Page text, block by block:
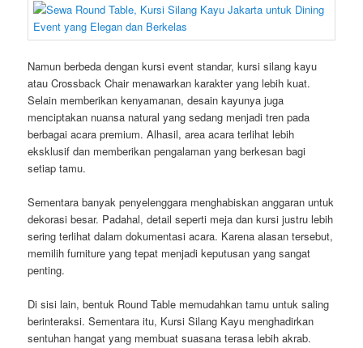
Namun berbeda dengan kursi event standar, kursi silang kayu
atau Crossback Chair menawarkan karakter yang lebih kuat.
Selain memberikan kenyamanan, desain kayunya juga
menciptakan nuansa natural yang sedang menjadi tren pada
berbagai acara premium. Alhasil, area acara terlihat lebih
eksklusif dan memberikan pengalaman yang berkesan bagi
setiap tamu.
Sementara banyak penyelenggara menghabiskan anggaran untuk
dekorasi besar. Padahal, detail seperti meja dan kursi justru lebih
sering terlihat dalam dokumentasi acara. Karena alasan tersebut,
memilih furniture yang tepat menjadi keputusan yang sangat
penting.
Di sisi lain, bentuk Round Table memudahkan tamu untuk saling
berinteraksi. Sementara itu, Kursi Silang Kayu menghadirkan
sentuhan hangat yang membuat suasana terasa lebih akrab.